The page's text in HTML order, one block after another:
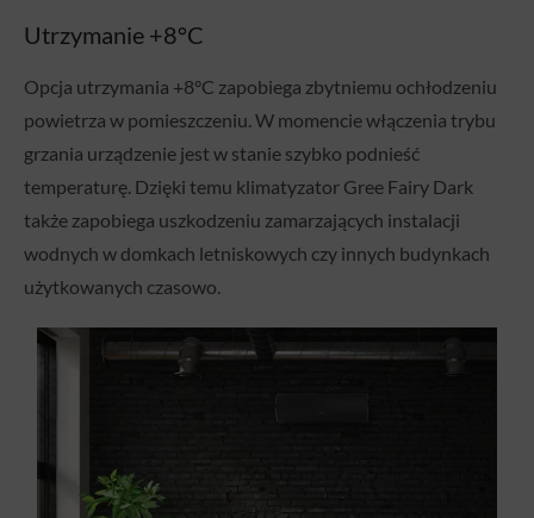
Utrzymanie +8°C
Opcja utrzymania +8°C zapobiega zbytniemu ochłodzeniu
powietrza w pomieszczeniu. W momencie włączenia trybu
grzania urządzenie jest w stanie szybko podnieść
temperaturę. Dzięki temu klimatyzator Gree Fairy Dark
także zapobiega uszkodzeniu zamarzających instalacji
wodnych w domkach letniskowych czy innych budynkach
użytkowanych czasowo.